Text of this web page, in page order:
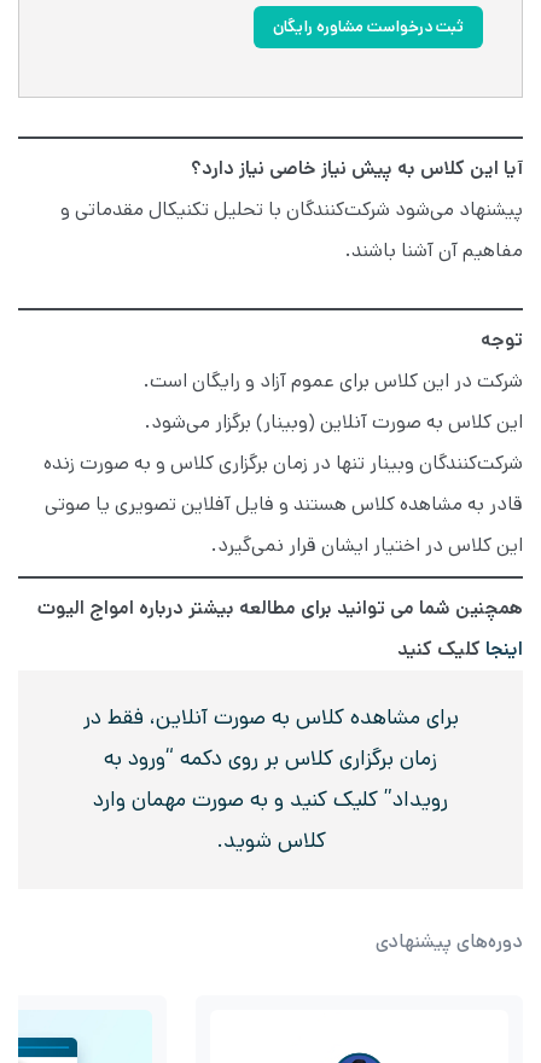
ثبت درخواست مشاوره رایگان
آیا این کلاس به پیش نیاز خاصی نیاز دارد؟
پیشنهاد می‌شود شرکت‌کنندگان با تحلیل تکنیکال مقدماتی و
مفاهیم آن آشنا باشند.
توجه
شرکت در این کلاس برای عموم آزاد و رایگان است.
این کلاس به صورت آنلاین (وبینار) برگزار می‌شود.
شرکت‌کنندگان وبینار تنها در زمان برگزاری کلاس و به صورت زنده
قادر به مشاهده کلاس هستند و فایل آفلاین تصویری یا صوتی
این کلاس در اختیار ایشان قرار نمی‌گیرد.
همچنین شما می توانید برای مطالعه بیشتر درباره امواج الیوت
اینجا کلیک کنید
برای مشاهده کلاس به صورت آنلاین، فقط در
زمان برگزاری کلاس بر روی دکمه “ورود به
رویداد” کلیک کنید و به صورت مهمان وارد
کلاس شوید.
دوره‌های پیشنهادی